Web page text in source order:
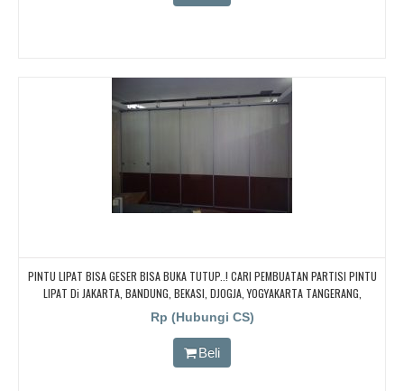
PINTU LIPAT BISA GESER BISA BUKA TUTUP..! CARI PEMBUATAN PARTISI PINTU
LIPAT Di JAKARTA, BANDUNG, BEKASI, DJOGJA, YOGYAKARTA TANGERANG,
BOGOR,. BORNEO PABRIK PARTISI PINTU LIPAT, Pintu Lipat Kedap Suara
Rp (Hubungi CS)
Beli